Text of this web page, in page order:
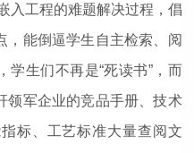
入工程的难题解决过程，倡
，能倒逼学生自主检索、阅
学生们不再是“死读书”，而
领军企业的竞品手册、技术
标、工艺标准大量查阅文